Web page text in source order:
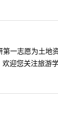
志愿为土地
迎您关注旅游